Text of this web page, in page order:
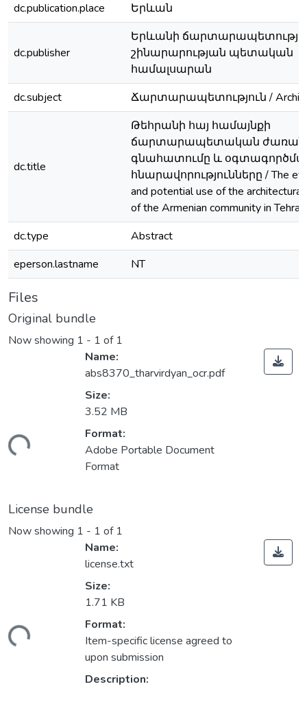
dc.publication.place
Երևան
dc.publisher
Երևանի
շինարարության պետական
համալսարան
dc.subject
Ճարտարապետություն /
dc.title
Թեհրանի հայ համայնքի
ճարտարապետական
գնահատումը և
հնարավորությունները / The
and potential use of the
of the Armenian community in Tehran
dc.type
Abstract
eperson.lastname
NT
Files
Original bundle
Now showing 1 - 1 of 1
Name:
abs8370_tharvirdyan_ocr.pdf
Size:
3.52 MB
Format:
Adobe Portable Document
Format
License bundle
Now showing 1 - 1 of 1
Name:
license.txt
Size:
1.71 KB
Format:
Item-specific license agreed to
upon submission
Description: